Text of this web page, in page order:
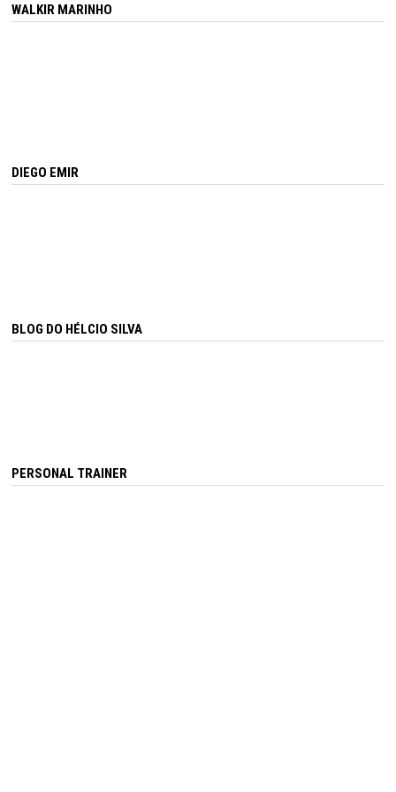
WALKIR MARINHO
DIEGO EMIR
BLOG DO HÉLCIO SILVA
PERSONAL TRAINER